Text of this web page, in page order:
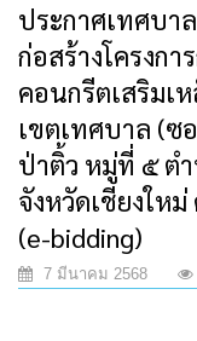
ประกาศเทศบา
ก่อสร้างโครงกา
คอนกรีตเสริมเ
เขตเทศบาล (ซ
ป่าติ้ว หมู่ที่ ๕ ต
จังหวัดเชียงให
(e-bidding)
7 มีนาคม 2568